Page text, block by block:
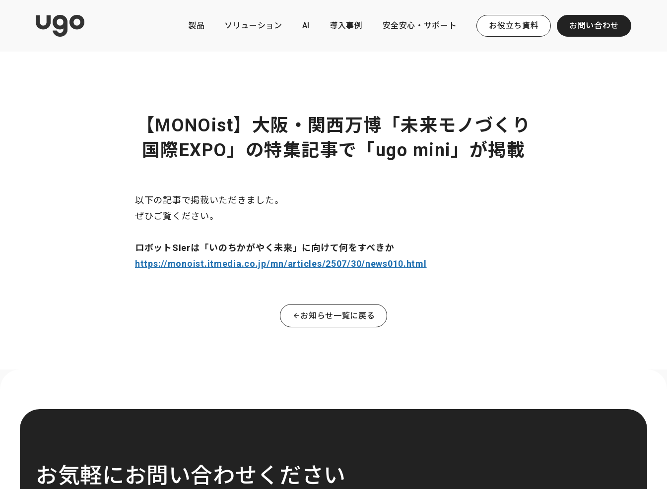
製品 ソリューション AI 導入事例 安全安心・サポート お役立ち資料 お問い合わせ
【MONOist】大阪・関西万博「未来モノづくり
国際EXPO」の特集記事で「ugo mini」が掲載
以下の記事で掲載いただきました。
ぜひご覧ください。
ロボットSIerは「いのちかがやく未来」に向けて何をすべきか
https://monoist.itmedia.co.jp/mn/articles/2507/30/news010.html
お知らせ一覧に戻る
お気軽にお問い合わせください